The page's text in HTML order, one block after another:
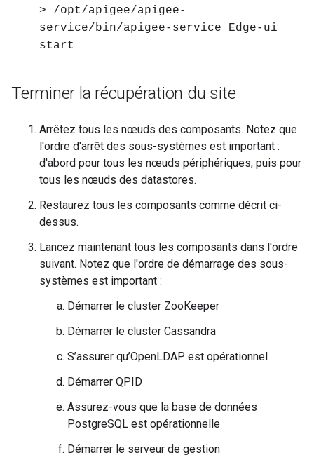
> /opt/apigee/apigee-
service/bin/apigee-service Edge-ui
start
Terminer la récupération du site
Arrêtez tous les nœuds des composants. Notez que
l'ordre d'arrêt des sous-systèmes est important :
d'abord pour tous les nœuds périphériques, puis pour
tous les nœuds des datastores.
Restaurez tous les composants comme décrit ci-
dessus.
Lancez maintenant tous les composants dans l'ordre
suivant. Notez que l'ordre de démarrage des sous-
systèmes est important :
Démarrer le cluster ZooKeeper
Démarrer le cluster Cassandra
S’assurer qu’OpenLDAP est opérationnel
Démarrer QPID
Assurez-vous que la base de données
PostgreSQL est opérationnelle
Démarrer le serveur de gestion